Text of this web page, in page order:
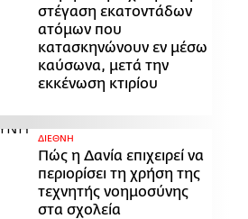
στέγαση εκατοντάδων
ατόμων που
κατασκηνώνουν εν μέσω
καύσωνα, μετά την
εκκένωση κτιρίου
ΔΙΕΘΝΗ
Πώς η Δανία επιχειρεί να
περιορίσει τη χρήση της
τεχνητής νοημοσύνης
στα σχολεία